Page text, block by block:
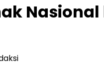
Nasional